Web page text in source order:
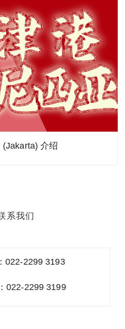
(Jakarta) 介绍
系我们
022-2299 3193
022-2299 3199